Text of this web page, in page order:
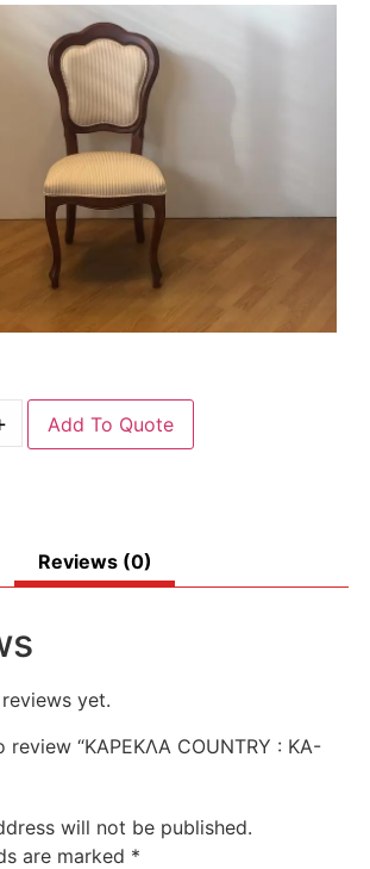
Add To Quote
Reviews (0)
yet.
review “ΚΑΡΕΚΛΑ COUNTRY : KA-
will not be published.
are marked *